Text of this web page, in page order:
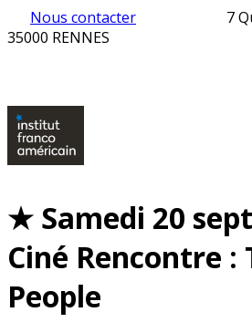
Nous contacter
7
35000 RENNES
★ Samedi 20
Ciné Rencontre :
People